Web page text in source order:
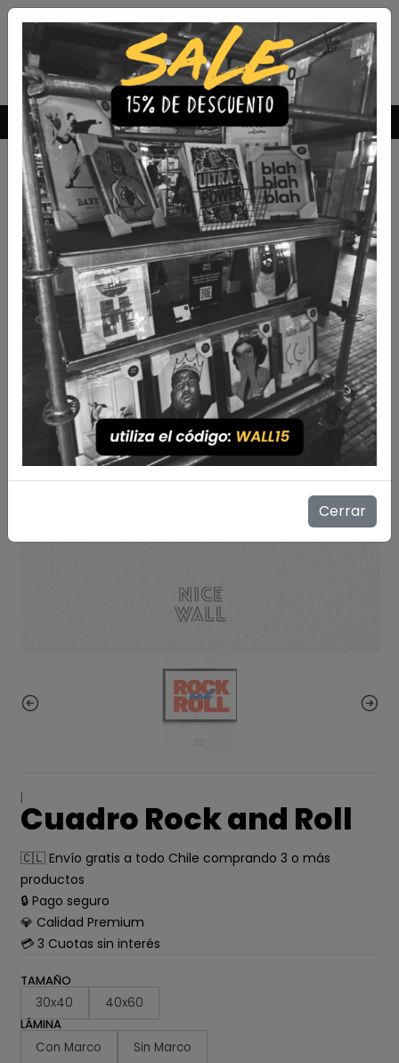
Envío Gratis a todo Chile comprando 3 o más productos
|
Cuadro Rock and Roll
🇨🇱 Envío gratis a todo Chile comprando 3 o más
productos
🔒 Pago seguro
💎 Calidad Premium
💳 3 Cuotas sin interés
TAMAÑO
30x40 40x60
LÁMINA
Con Marco Sin Marco
Cerrar